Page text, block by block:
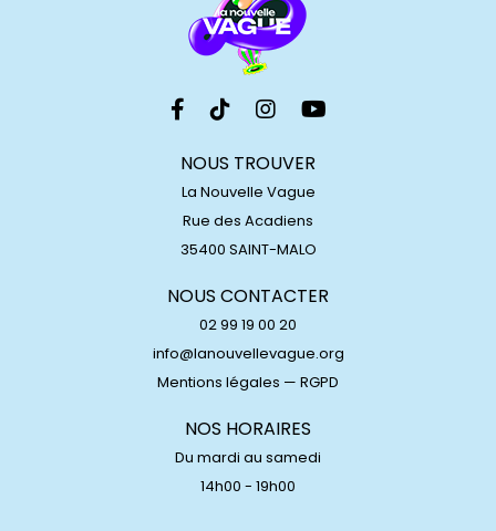
NOUS TROUVER
La Nouvelle Vague
Rue des Acadiens
35400 SAINT-MALO
NOUS CONTACTER
02 99 19 00 20
info@lanouvellevague.org
Mentions légales — RGPD
NOS HORAIRES
Du mardi au samedi
14h00 - 19h00